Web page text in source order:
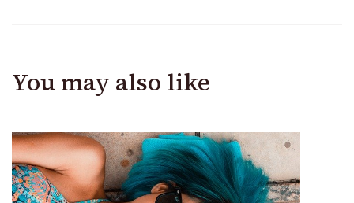
You may also like